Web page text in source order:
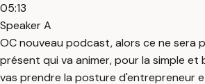
05:13
Speaker A
OC nouveau podcast, alors ce ne sera
présent qui va animer, pour la simple et
vas prendre la posture d'entrepreneur